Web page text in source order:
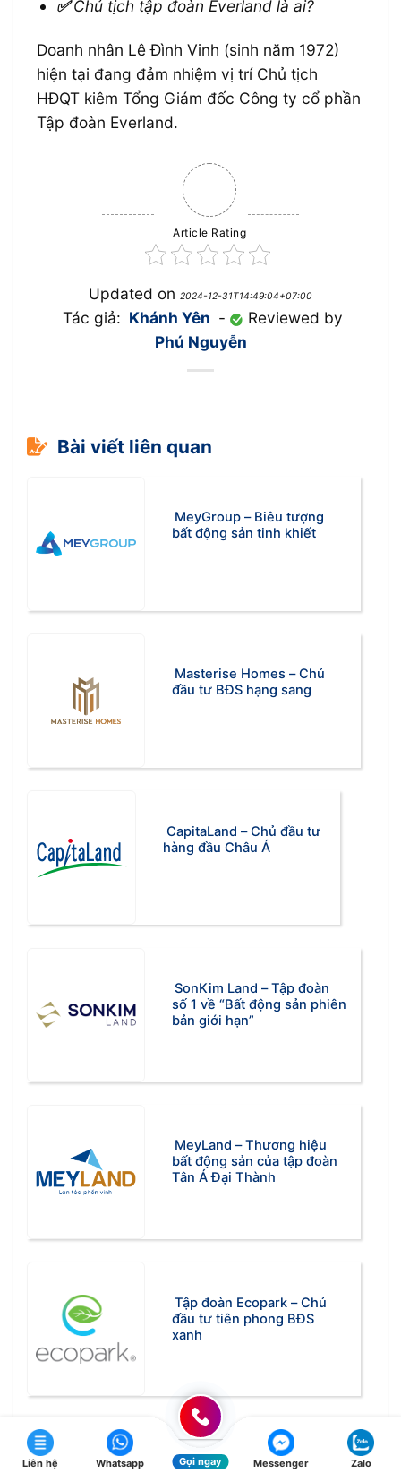
✅Chủ tịch tập đoàn Everland là ai?
Doanh nhân Lê Đình Vinh (sinh năm 1972)
hiện tại đang đảm nhiệm vị trí Chủ tịch
HĐQT kiêm Tổng Giám đốc Công ty cổ phần
Tập đoàn Everland.
Article Rating
Updated on 2024-12-31T14:49:04+07:00
Tác giả: Khánh Yên -
Reviewed by
Phú Nguyễn
Bài viết liên quan
MeyGroup – Biêu tượng
bất động sản tinh khiết
Masterise Homes – Chủ
đầu tư BĐS hạng sang
CapitaLand – Chủ đầu tư
hàng đầu Châu Á
SonKim Land – Tập đoàn
số 1 về “Bất động sản phiên
bản giới hạn”
MeyLand – Thương hiệu
bất động sản của tập đoàn
Tân Á Đại Thành
Tập đoàn Ecopark – Chủ
đầu tư tiên phong BĐS
xanh
Liên hệ Whatsapp Gọi ngay Messenger Zalo